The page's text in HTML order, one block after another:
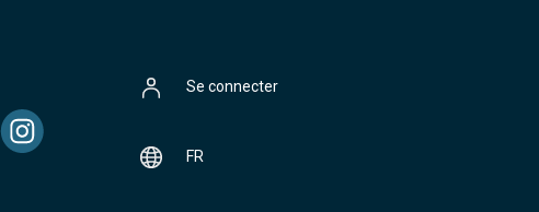
Se connecter
FR